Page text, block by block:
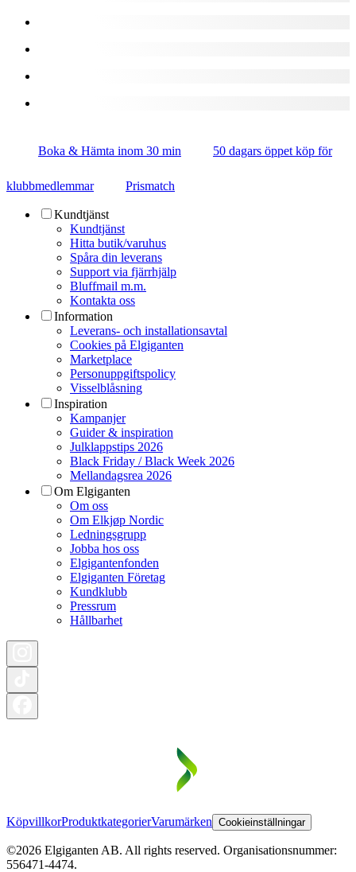
Boka & Hämta inom 30 min 50 dagars öppet köp för
klubbmedlemmar Prismatch
Kundtjänst
Kundtjänst
Hitta butik/varuhus
Spåra din leverans
Support via fjärrhjälp
Bluffmail m.m.
Kontakta oss
Information
Leverans- och installationsavtal
Cookies på Elgiganten
Marketplace
Personuppgiftspolicy
Visselblåsning
Inspiration
Kampanjer
Guider & inspiration
Julklappstips 2026
Black Friday / Black Week 2026
Mellandagsrea 2026
Om Elgiganten
Om oss
Om Elkjøp Nordic
Ledningsgrupp
Jobba hos oss
Elgigantenfonden
Elgiganten Företag
Kundklubb
Pressrum
Hållbarhet
KöpvillkorProduktkategorierVarumärken Cookieinställningar
©2026 Elgiganten AB. All rights reserved. Organisationsnummer:
556471-4474.